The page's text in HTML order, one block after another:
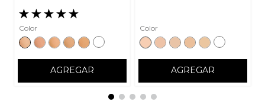
★★★★★
Color
AGREGAR
Color
AGREGAR